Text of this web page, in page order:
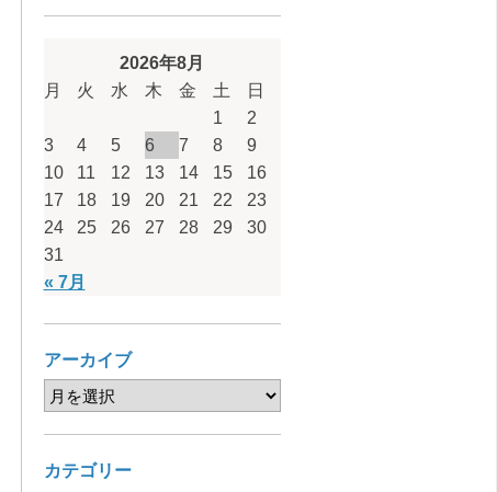
2026年8月
月
火 水 木 金 土 日
« 7月
1
2
3
4 5 6 7 8
9
10
11 12 13 14 15
16
17
18 19 20 21 22
23
24
25 26 27 28 29
30
31
アーカイブ
カテゴリー